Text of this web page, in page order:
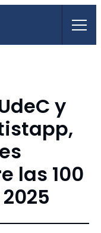
y
las 100